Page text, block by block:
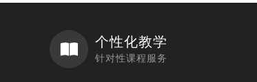
个性化教学
针对性课程服务